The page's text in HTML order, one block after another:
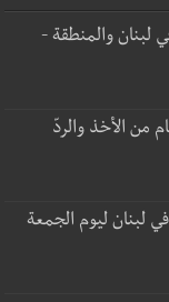
والمنطقة -
ثامنة مطلع أيلول... و3 أيام من الأخذ والردّ
لبنان ليوم الجمعة